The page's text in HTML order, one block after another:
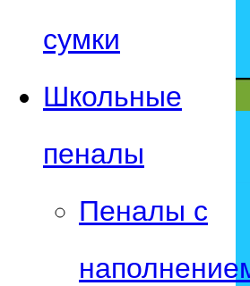
сумки
Школьные
пеналы
Пеналы с